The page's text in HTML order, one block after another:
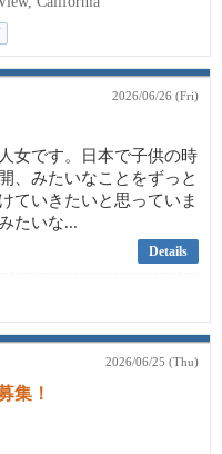
2026/06/26 (Fri)
女です。日本で子供の時
、みたいなことをずっと
ていきたいと思っていま
たいな...
Details
2026/06/25 (Thu)
集！